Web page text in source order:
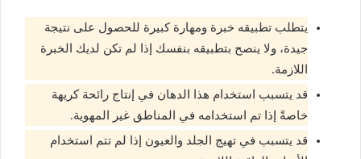
يتطلب تطبيقه خبرة ومهارة كبيرة للحصول على نتيجة
جيدة، ولا ينصح بتطبيقه بنفسك إذا لم تكن لديك الخبرة
اللازمة.
قد يتسبب استخدام هذا الدهان في إنتاج رائحة كريهة
خاصةً إذا تم استخدامه في المناطق غير المهوية.
قد يتسبب في تهيج الجلد والعيون إذا لم تتم استخدام